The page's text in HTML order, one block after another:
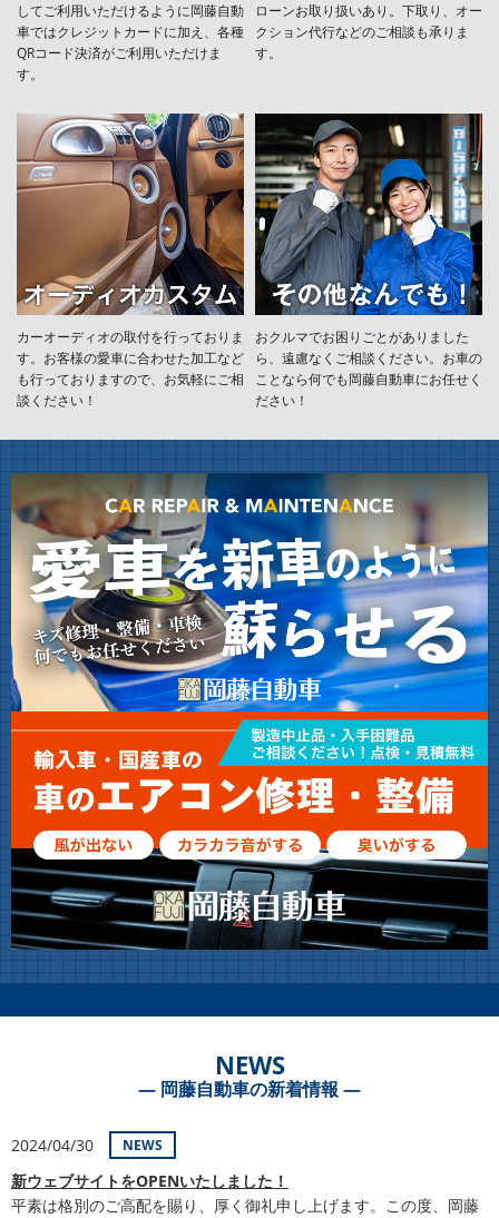
してご利用いただけるように岡藤自動
車ではクレジットカードに加え、各種
QRコード決済がご利用いただけま
す。
ローンお取り扱いあり。下取り、オー
クション代行などのご相談も承りま
す。
カーオーディオの取付を行っておりま
す。お客様の愛車に合わせた加工など
も行っておりますので、お気軽にご相
談ください！
おクルマでお困りごとがありました
ら、遠慮なくご相談ください。お車の
ことなら何でも岡藤自動車にお任せく
ださい！
NEWS
― 岡藤自動車の新着情報 ―
2024/04/30 NEWS
新ウェブサイトをOPENいたしました！
平素は格別のご高配を賜り、厚く御礼申し上げます。この度、岡藤